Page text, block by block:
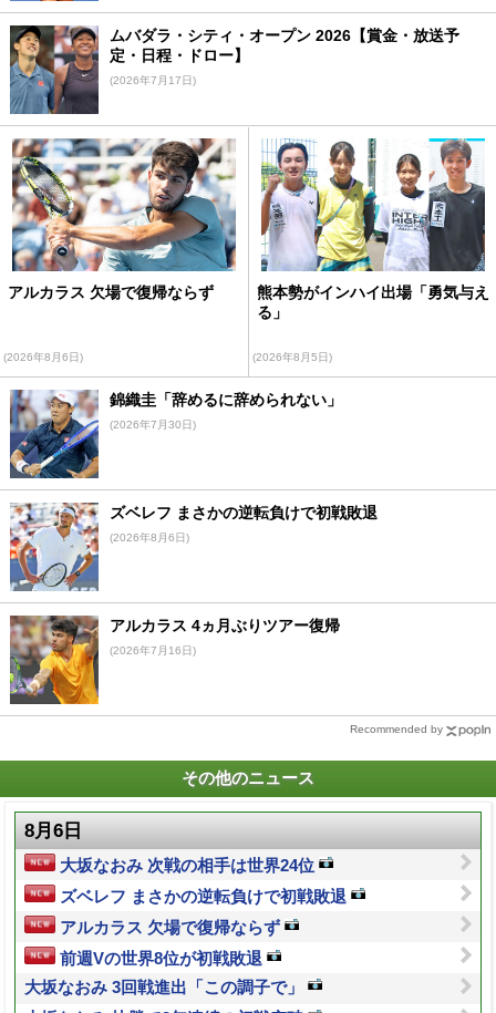
ムバダラ・シティ・オープン 2026【賞金・放送予
定・日程・ドロー】
(2026年7月17日)
アルカラス 欠場で復帰ならず
(2026年8月6日)
熊本勢がインハイ出場「勇気与え
る」
(2026年8月5日)
錦織圭「辞めるに辞められない」
(2026年7月30日)
ズベレフ まさかの逆転負けで初戦敗退
(2026年8月6日)
アルカラス 4ヵ月ぶりツアー復帰
(2026年7月16日)
Recommended by
その他のニュース
8月6日
大坂なおみ 次戦の相手は世界24位
ズベレフ まさかの逆転負けで初戦敗退
アルカラス 欠場で復帰ならず
前週Vの世界8位が初戦敗退
大坂なおみ 3回戦進出「この調子で」